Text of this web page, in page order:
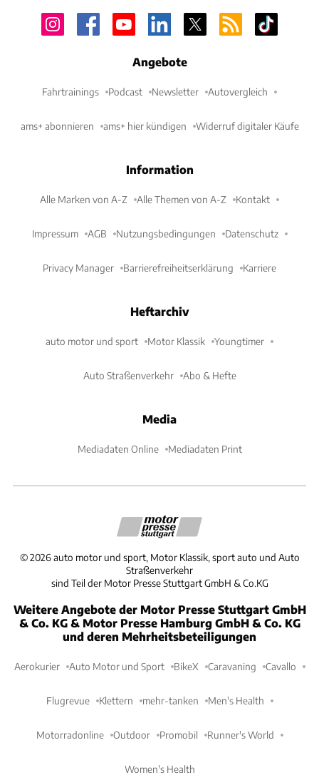
Angebote
Fahrtrainings Podcast Newsletter Autovergleich
ams+ abonnieren ams+ hier kündigen Widerruf digitaler Käufe
Information
Alle Marken von A-Z Alle Themen von A-Z Kontakt
Impressum AGB Nutzungsbedingungen Datenschutz
Privacy Manager Barrierefreiheitserklärung Karriere
Heftarchiv
auto motor und sport Motor Klassik Youngtimer
Auto Straßenverkehr Abo & Hefte
Media
Mediadaten Online Mediadaten Print
©2026 auto motor und sport, Motor Klassik, sport auto und Auto
Straßenverkehr
sind Teil der Motor Presse Stuttgart GmbH & Co.KG
Weitere Angebote der Motor Presse Stuttgart GmbH
& Co. KG & Motor Presse Hamburg GmbH & Co. KG
und deren Mehrheitsbeteiligungen
Aerokurier Auto Motor und Sport BikeX Caravaning Cavallo
Flugrevue Klettern mehr-tanken Men's Health
Motorradonline Outdoor Promobil Runner's World
Women's Health